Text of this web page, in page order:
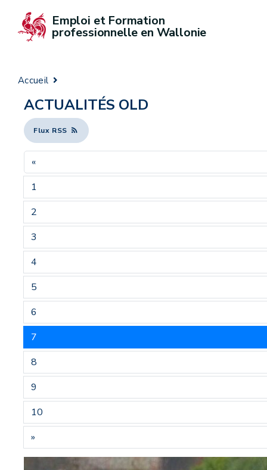
Emploi et Formation
professionnelle en Wallonie
Accueil
ACTUALITÉS OLD
Flux RSS
«
1
2
3
4
5
6
7
8
9
10
»